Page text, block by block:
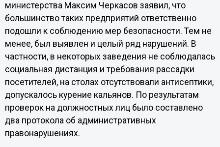
министерства Максим Черкасов заявил, что
большинство таких предприятий ответственно
подошли к соблюдению мер безопасности. Тем не
менее, был выявлен и целый ряд нарушений. В
частности, в некоторых заведения не соблюдалась
социальная дистанция и требования рассадки
посетителей, на столах отсутствовали антисептики,
допускалось курение кальянов. По результатам
проверок на должностных лиц было составлено
два протокола об административных
правонарушениях.